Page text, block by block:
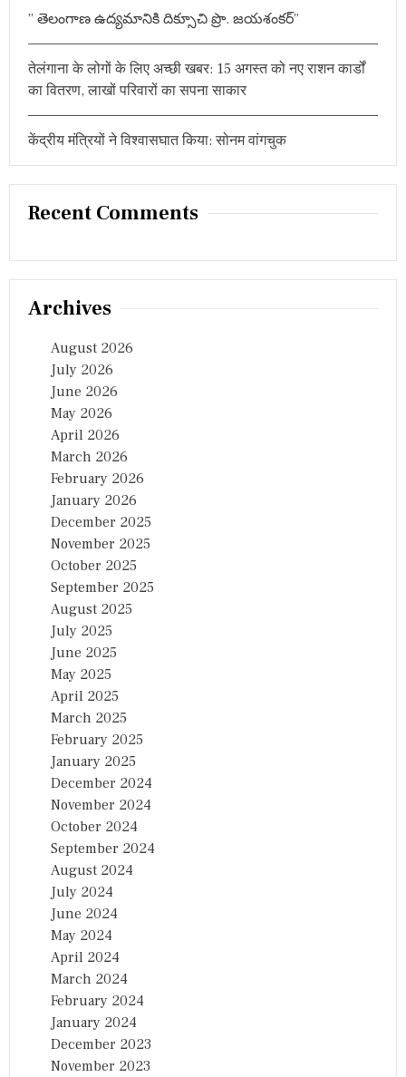
” తెలంగాణ ఉద్యమానికి దిక్సూచి ప్రొ. జయశంకర్”
तेलंगाना के लोगों के लिए अच्छी खबर: 15 अगस्त को नए राशन कार्डों
का वितरण, लाखों परिवारों का सपना साकार
केंद्रीय मंत्रियों ने विश्वासघात किया: सोनम वांगचुक
Recent Comments
Archives
August 2026
July 2026
June 2026
May 2026
April 2026
March 2026
February 2026
January 2026
December 2025
November 2025
October 2025
September 2025
August 2025
July 2025
June 2025
May 2025
April 2025
March 2025
February 2025
January 2025
December 2024
November 2024
October 2024
September 2024
August 2024
July 2024
June 2024
May 2024
April 2024
March 2024
February 2024
January 2024
December 2023
November 2023